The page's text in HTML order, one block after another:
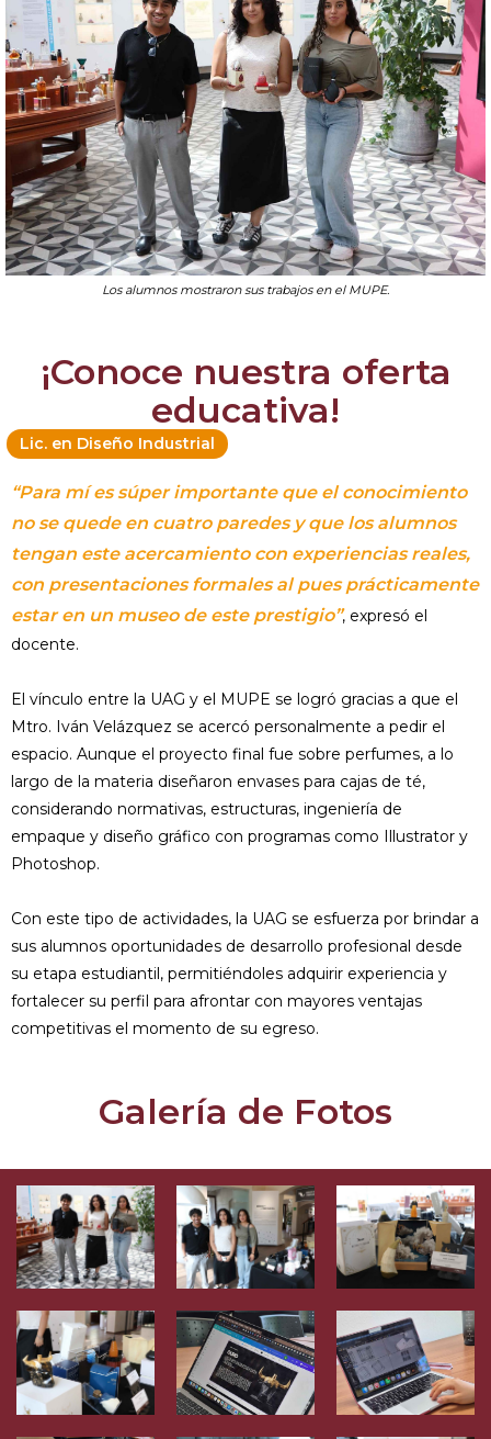
Los alumnos mostraron sus trabajos en el MUPE.
¡Conoce nuestra oferta
educativa!
Lic. en Diseño Industrial
“Para mí es súper importante que el conocimiento
no se quede en cuatro paredes y que los alumnos
tengan este acercamiento con experiencias reales,
con presentaciones formales al pues prácticamente
estar en un museo de este prestigio”, expresó el
docente.
El vínculo entre la UAG y el MUPE se logró gracias a que el
Mtro. Iván Velázquez se acercó personalmente a pedir el
espacio. Aunque el proyecto final fue sobre perfumes, a lo
largo de la materia diseñaron envases para cajas de té,
considerando normativas, estructuras, ingeniería de
empaque y diseño gráfico con programas como Illustrator y
Photoshop.
Con este tipo de actividades, la UAG se esfuerza por brindar a
sus alumnos oportunidades de desarrollo profesional desde
su etapa estudiantil, permitiéndoles adquirir experiencia y
fortalecer su perfil para afrontar con mayores ventajas
competitivas el momento de su egreso.
Galería de Fotos